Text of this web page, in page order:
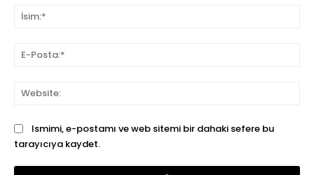
Ismimi, e-postamı ve web sitemi bir dahaki sefere bu
tarayıcıya kaydet.